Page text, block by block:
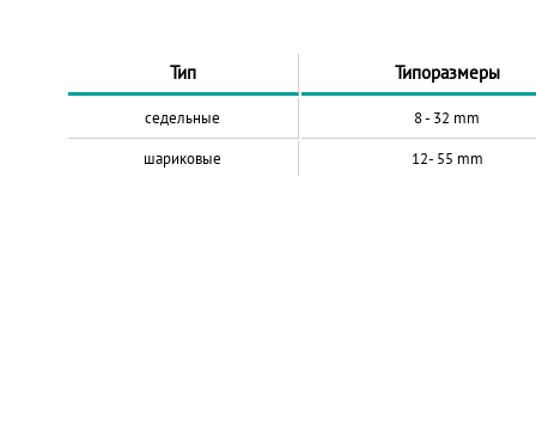
Тип Типоразмеры
седельные 8 - 32 mm
шариковые
12- 55 mm